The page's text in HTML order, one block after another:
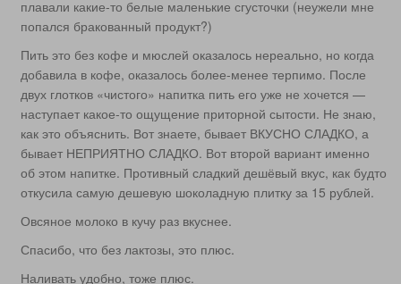
плавали какие-то белые маленькие сгусточки (неужели мне
попался бракованный продукт?)
Пить это без кофе и мюслей оказалось нереально, но когда
добавила в кофе, оказалось более-менее терпимо. После
двух глотков «чистого» напитка пить его уже не хочется —
наступает какое-то ощущение приторной сытости. Не знаю,
как это объяснить. Вот знаете, бывает ВКУСНО СЛАДКО, а
бывает НЕПРИЯТНО СЛАДКО. Вот второй вариант именно
об этом напитке. Противный сладкий дешёвый вкус, как будто
откусила самую дешевую шоколадную плитку за 15 рублей.
Овсяное молоко в кучу раз вкуснее.
Спасибо, что без лактозы, это плюс.
Наливать удобно, тоже плюс.